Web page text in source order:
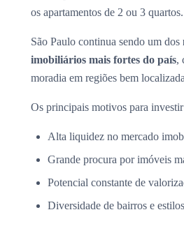
os apartamentos de 2 ou 3 quartos.
São Paulo continua sendo um dos
imobiliários mais fortes do país,
moradia em regiões bem
Os principais motivos para
Alta liquidez no mercado
Grande procura por imóveis
Potencial constante de
Diversidade de bairros e